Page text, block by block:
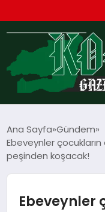
TEKNOLOJI
Ana Sayfa Gündem
Ebeveynler
peşinden koşacak!
Ebeveynler